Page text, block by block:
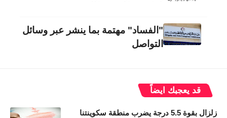
"الفساد" مهتمة بما ينشر عبر وسائل
التواصل
قد يعجبك ايضاً
زلزال بقوة 5.5 درجة يضرب منطقة سكوينتنا